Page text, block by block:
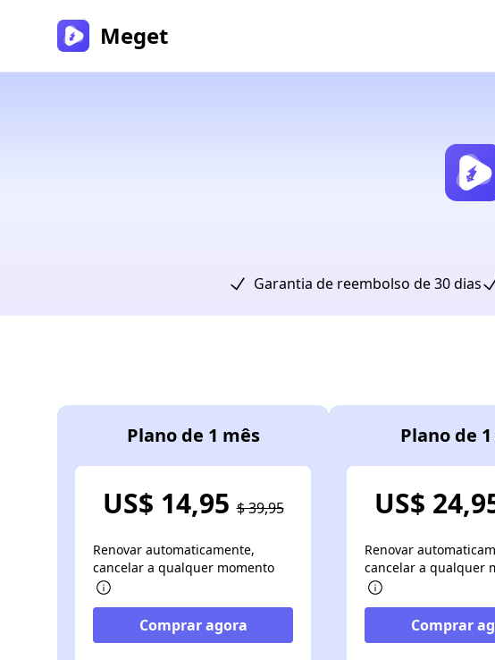
Meget
Garantia de reembolso de 30 dias
Plano de 1 mês
US$ 14,95 $ 39,95
Renovar automaticamente,
cancelar a qualquer momento
Comprar agora
Plano de
US$
Renovar
cancelar a qualquer
Comprar